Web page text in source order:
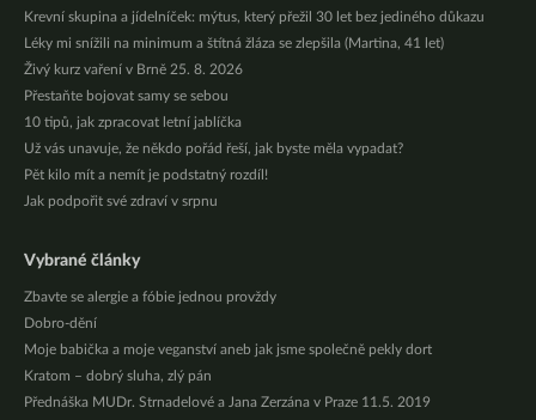
Krevní skupina a jídelníček: mýtus, který přežil 30 let bez jediného důkazu
Léky mi snížili na minimum a štítná žláza se zlepšila (Martina, 41 let)
Živý kurz vaření v Brně 25. 8. 2026
Přestaňte bojovat samy se sebou
10 tipů, jak zpracovat letní jablíčka
Už vás unavuje, že někdo pořád řeší, jak byste měla vypadat?
Pět kilo mít a nemít je podstatný rozdíl!
Jak podpořit své zdraví v srpnu
Vybrané články
Zbavte se alergie a fóbie jednou provždy
Dobro-dění
Moje babička a moje veganství aneb jak jsme společně pekly dort
Kratom – dobrý sluha, zlý pán
Přednáška MUDr. Strnadelové a Jana Zerzána v Praze 11.5. 2019